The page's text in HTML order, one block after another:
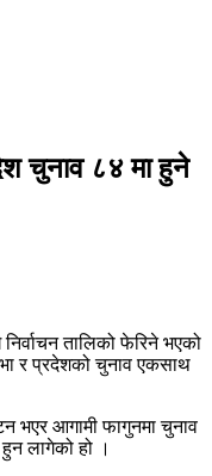
चुनाव ८४ मा हुने
तालिको फेरिने भएको
र प्रदेशको चुनाव एकसाथ
भएर आगामी फागुनमा चुनाव
लागेको हो ।